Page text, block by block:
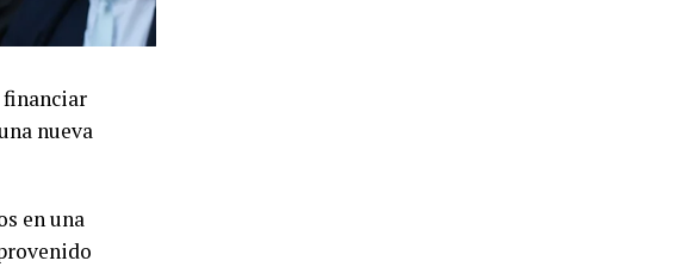
financiar
nueva
en una